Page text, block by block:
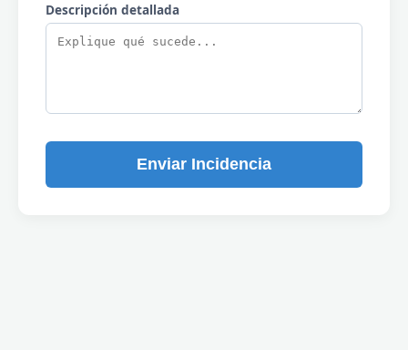
Descripción detallada
Enviar Incidencia